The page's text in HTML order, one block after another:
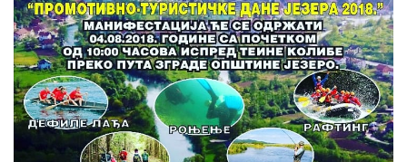
О Начелнику
Замјеник начелника
Извјештај о раду начелника
СКУПШТИНА